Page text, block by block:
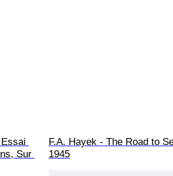
Sur
F.A. Hayek - The Road to
1945